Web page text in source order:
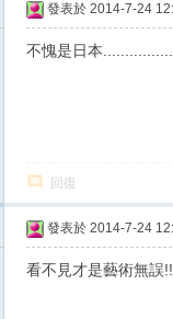
發表於 2014-7-24
不愧是日本
回復
發表於 2014-7-24
看不見才是藝術無誤